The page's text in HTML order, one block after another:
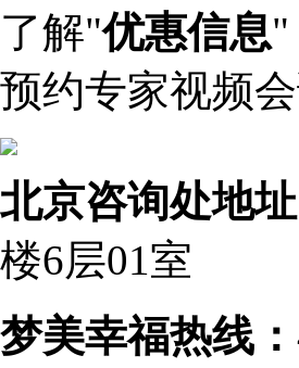
了解"优惠信息"
预约专家视频
北京咨询处地
楼6层01室
梦美幸福热线：